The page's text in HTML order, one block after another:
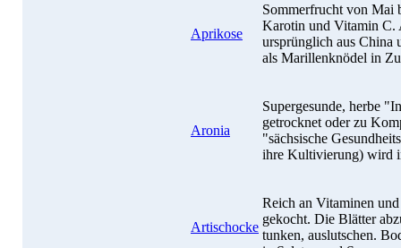
Aprikose
Sommerfrucht von Mai
Karotin und Vitamin C.
ursprünglich aus China
als Marillenknödel in
Aronia
Supergesunde, herbe
getrocknet oder zu
"sächsische
ihre Kultivierung) wird
Artischocke
Reich an Vitaminen
gekocht. Die Blätter
tunken, auslutschen.